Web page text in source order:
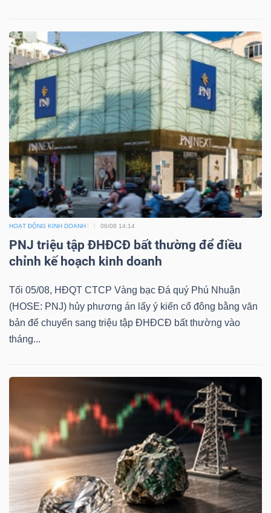
HOẠT ĐỘNG KINH DOANH 06/08 14:14
PNJ triệu tập ĐHĐCĐ bất thường để điều
chỉnh kế hoạch kinh doanh
Tối 05/08, HĐQT CTCP Vàng bạc Đá quý Phú Nhuận
(HOSE: PNJ) hủy phương án lấy ý kiến cổ đông bằng văn
bản để chuyển sang triệu tập ĐHĐCĐ bất thường vào
tháng...